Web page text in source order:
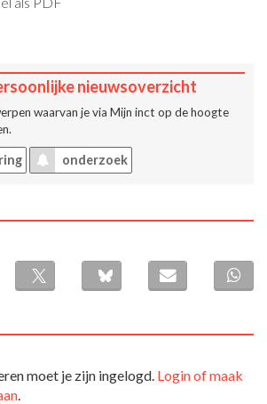
nieuwsoverzicht
waarvan je via Mijn inct op de hoogte
onderzoek
moet je zijn ingelogd. Login of maak